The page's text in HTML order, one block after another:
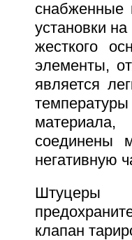
снабженные
установки
жесткого
элементы,
является
соединены
негативную
клапан